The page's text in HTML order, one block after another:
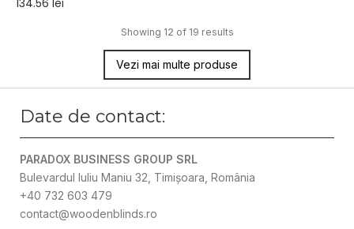
134.56 lei
Showing 12 of 19 results
Vezi mai multe produse
Date de contact:
PARADOX BUSINESS GROUP SRL
Bulevardul Iuliu Maniu 32, Timișoara, România
+40 732 603 479
contact@woodenblinds.ro